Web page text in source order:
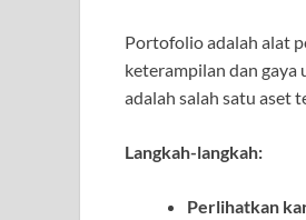
Portofolio adalah alat
keterampilan dan
adalah salah satu aset
Langkah-langkah:
Perlihatkan